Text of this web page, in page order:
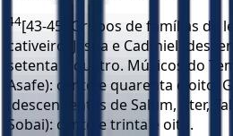
44[43-45] Grupos de famílias de
cativeiro: Jesua e Cadmiel
setenta e quatro. Músicos do
Asafe): cento e quarenta e oito.
(descendentes de Salum, Ater,
Sobai): cento e trinta e oito.